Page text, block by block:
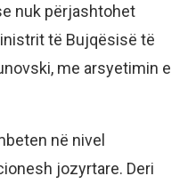
nuk përjashtohet
të Bujqësisë të
me arsyetimin e
në nivel
jozyrtare. Deri